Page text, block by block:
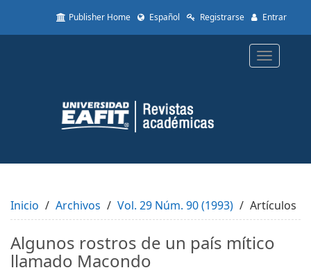
to
Content
Sidebar
Publisher Home Español Registrarse Entrar
Toggle
Inicio Archivos Vol. 29 Núm. 90 (1993) Artículos
Algunos rostros de un país mítico
llamado Macondo